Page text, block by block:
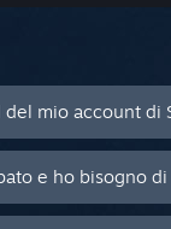
mio account di
e ho bisogno